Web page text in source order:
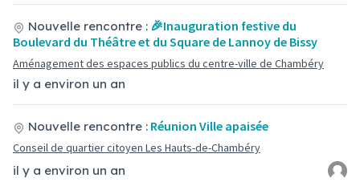
il y a environ un an
Nouvelle rencontre : 🎉Inauguration festive du
Boulevard du Théâtre et du Square de Lannoy de Bissy
Aménagement des espaces publics du centre-ville de Chambéry
il y a environ un an
Nouvelle rencontre : Réunion Ville apaisée
Conseil de quartier citoyen Les Hauts-de-Chambéry